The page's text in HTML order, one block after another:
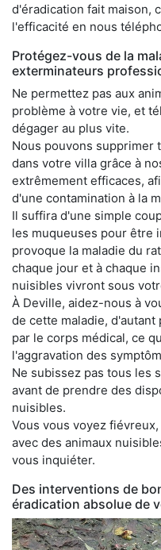
d'éradication fait maison,
l'efficacité en nous
Protégez-vous de la
exterminateurs
Ne permettez pas aux
problème à votre vie, et
dégager au plus vite.
Nous pouvons supprimer
dans votre villa grâce à
extrêmement efficaces,
d'une contamination à la
Il suffira d'une simple
les muqueuses pour être
provoque la maladie du
chaque jour et à chaque
nuisibles vivront sous
À Deville, aidez-nous à
de cette maladie,
par le corps médical, ce
l'aggravation des
Ne subissez pas tous les
avant de prendre des
nuisibles.
Vous vous voyez
avec des animaux
vous inquiéter.
Des interventions de
éradication absolue de